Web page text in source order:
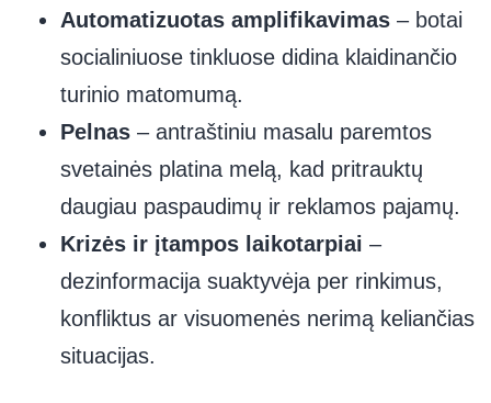
Automatizuotas amplifikavimas – botai
socialiniuose tinkluose didina klaidinančio
turinio matomumą.
Pelnas – antraštiniu masalu paremtos
svetainės platina melą, kad pritrauktų
daugiau paspaudimų ir reklamos pajamų.
Krizės ir įtampos laikotarpiai –
dezinformacija suaktyvėja per rinkimus,
konfliktus ar visuomenės nerimą keliančias
situacijas.